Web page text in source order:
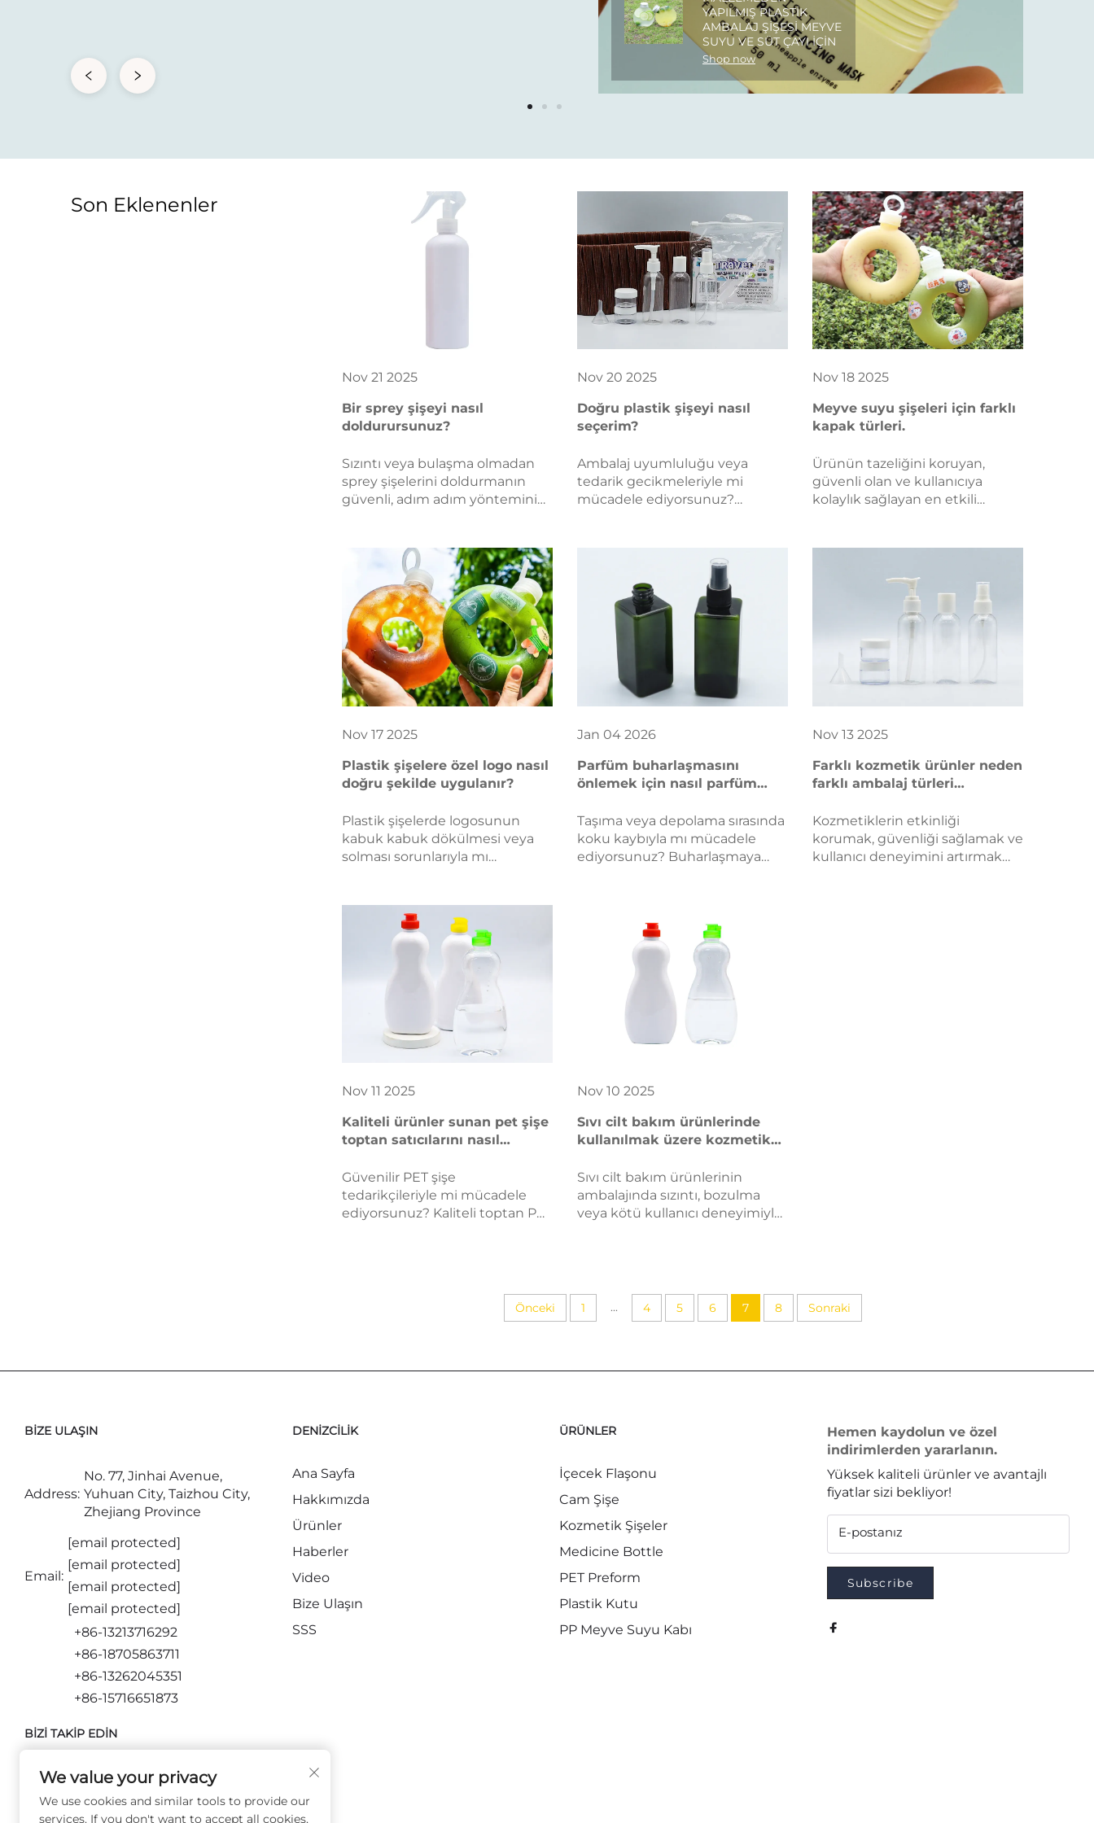
YAPILMIŞ PLASTIK
AMBALAJ ŞIŞESI MEYVE
SUYU VE SÜT ÇAYI IÇIN
Shop now
Nov 21 2025
Bir sprey şişeyi nasıl
doldurursunuz?
Sızıntı veya bulaşma olmadan
sprey şişelerini doldurmanın
güvenli, adım adım yöntemini
uzman rehberimizi takip edin.
Nov 20 2025
Doğru plastik şişeyi nasıl
seçerim?
Ambalaj uyumluluğu veya
tedarik gecikmeleriyle mi
mücadele ediyorsunuz?
temel B2B kriterini keşfedin.
Akıllıca seçim yapın—şimdi
kontrol listesinizi edinin.
Nov 18 2025
Meyve suyu şişeleri için farklı
kapak türleri.
Ürünün tazeliğini koruyan,
güvenli olan ve kullanıcıya
kolaylık sağlayan en etkili
karşılaştırın. Şimdi çözümleri
Nov 17 2025
Plastik şişelere özel logo nasıl
doğru şekilde uygulanır?
Plastik şişelerde logosunun
kabuk kabuk dökülmesi veya
solması sorunlarıyla mı
yöntemlerini öğrenin—hazırlık,
tasarım ve kalite ipuçları da
dahil. Bugün kusursuz
markalaşmayı elde edin.
Jan 04 2026
Parfüm buharlaşmasını
önlemek için nasıl parfüm
Taşıma veya depolama sırasında
koku kaybıyla mı mücadele
ediyorsunuz? Buharlaşmaya
sertifikaları olmak üzere 5
kanıtlanmış B2B kriterini
keşfedin. Şimdi tedarikle ilgili
rehberliği edinin.
Nov 13 2025
Farklı kozmetik ürünler neden
farklı ambalaj türleri
Kozmetiklerin etkinliği
korumak, güvenliği sağlamak ve
kullanıcı deneyimini artırmak
Nov 11 2025
Kaliteli ürünler sunan pet şişe
toptan satıcılarını nasıl
Güvenilir PET şişe
tedarikçileriyle mi mücadele
ediyorsunuz? Kaliteli toptan PET
Nov 10 2025
Sıvı cilt bakım ürünlerinde
kullanılmak üzere kozmetik
seçersiniz?
Sıvı cilt bakım ürünlerinin
ambalajında sızıntı, bozulma
veya kötü kullanıcı deneyimiyle
ipuçlarını keşfedin. Şimdi
kontrol listesini indirin.
Önceki 1 ... 4 5 6 7 8 Sonraki
Son Eklenenler
BIZE ULAŞIN
Address:
No. 77, Jinhai Avenue,
Yuhuan City, Taizhou City,
Zhejiang Province
Email:
[email protected]
[email protected]
[email protected]
[email protected]
+86-13213716292
+86-18705863711
+86-13262045351
+86-15716651873
DENIZCILIK
Ana Sayfa
Hakkımızda
Ürünler
Haberler
Video
Bize Ulaşın
SSS
ÜRÜNLER
İçecek Flaşonu
Cam Şişe
Kozmetik Şişeler
Medicine Bottle
PET Preform
Plastik Kutu
PP Meyve Suyu Kabı
Hemen kaydolun ve özel
indirimlerden yararlanın.
Yüksek kaliteli ürünler ve avantajlı
fiyatlar sizi bekliyor!
E-postanız
Subscribe
BIZI TAKIP EDIN
We value your privacy
We use cookies and similar tools to provide our
services. If you don't want to accept all cookies,